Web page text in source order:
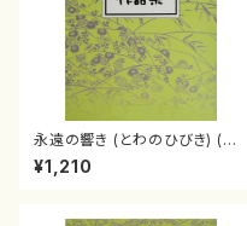
永遠の響き (とわのひびき) (菊
重精峰/楽譜）
¥1,210